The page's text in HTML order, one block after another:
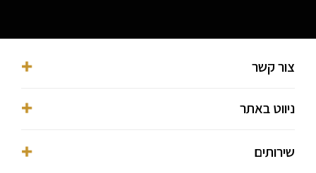
צור קשר
053-3016038⁩
מגדלי בסר, פתח תקווה, מגדל Y, השחם 3
ניווט באתר
דף הבית
שירותים